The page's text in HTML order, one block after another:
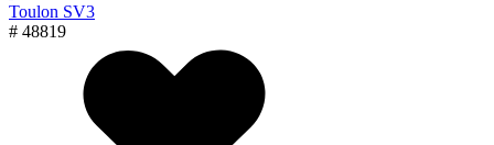
Toulon SV3
# 48819